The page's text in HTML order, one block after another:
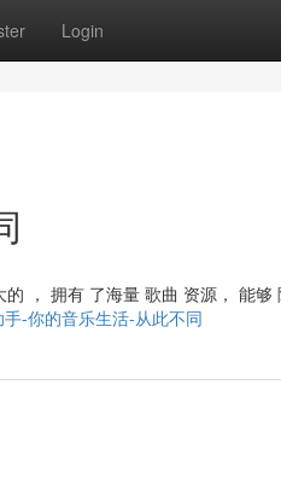
Login
， 拥有 了海量 歌曲 资源， 能够
-你的音乐生活-从此不同